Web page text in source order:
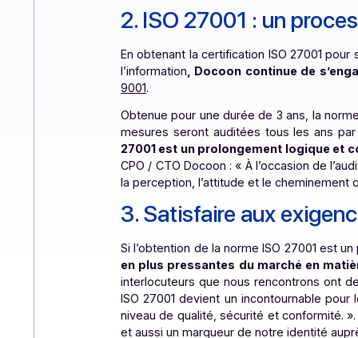
lequel nous évoluons (clients,
sécurité, la norme ISO 27001
être supprimés à son départ.
2.
En obtenant la certification ISO
l’information, Docoon continue de
9001
Obtenue pour une durée de 3 ans,
mesures seront auditées tous les
27001 est un prolongement
CPO / CTO Docoon : «À l’occasion
la perception, l’attitude et le
3. Satisfaire aux